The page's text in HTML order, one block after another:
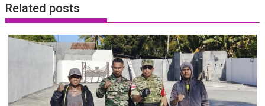
Related posts